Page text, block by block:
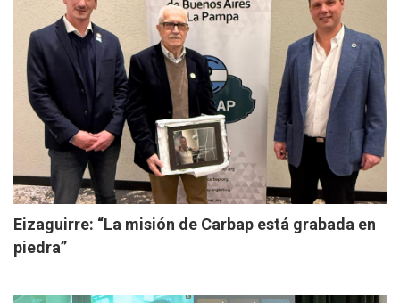
Eizaguirre: “La misión de Carbap está grabada en
piedra”